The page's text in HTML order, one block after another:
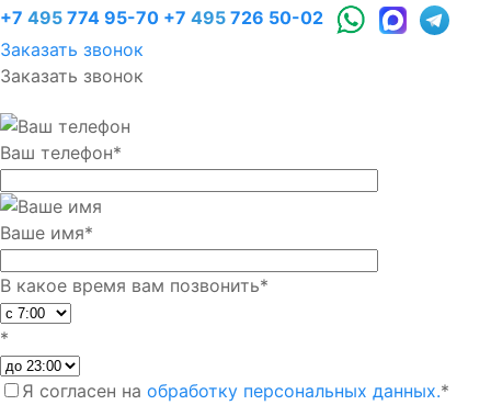
+7 495 774 95-70 +7 495 726 50-02
Заказать звонок
Заказать звонок
Ваш телефон*
Ваше имя*
В какое время вам позвонить*
*
Я согласен на обработку персональных данных.*